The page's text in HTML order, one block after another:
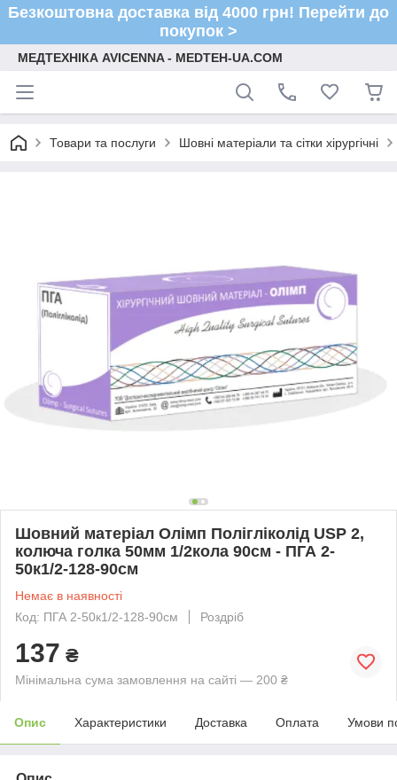
Безкоштовна доставка від 4000 грн! Перейти до
покупок >
МЕДТЕХНІКА AVICENNA - MEDTEH-UA.COM
Товари та послуги Шовні матеріали та сітки хірургічні
Шовний матеріал Олімп Полігліколід USP 2,
колюча голка 50мм 1/2кола 90см - ПГА 2-
50к1/2-128-90см
Немає в наявності
Код: ПГА 2-50к1/2-128-90см
Роздріб
137 ₴
Мінімальна сума замовлення на сайті — 200 ₴
Опис Характеристики Доставка Оплата Умови